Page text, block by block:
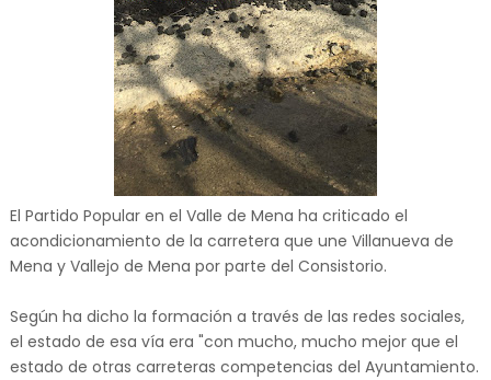
El Partido Popular en el Valle de Mena ha criticado el
acondicionamiento de la carretera que une Villanueva de
Mena y Vallejo de Mena por parte del Consistorio.
Según ha dicho la formación a través de las redes sociales,
el estado de esa vía era "con mucho, mucho mejor que el
estado de otras carreteras competencias del Ayuntamiento.